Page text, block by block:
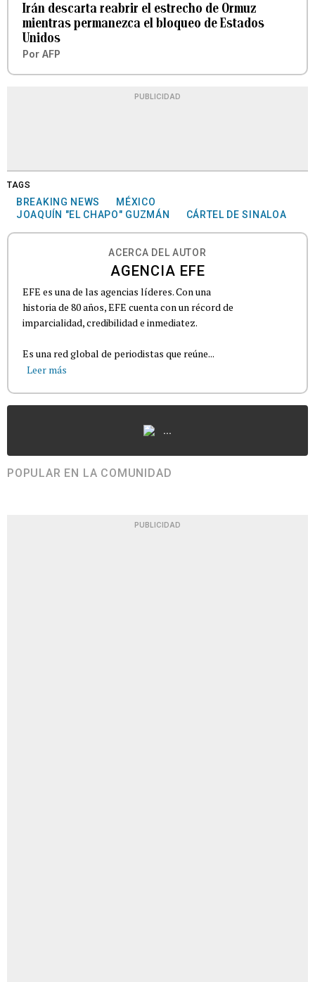
Irán descarta reabrir el estrecho de Ormuz
mientras permanezca el bloqueo de Estados
Unidos
Por AFP
PUBLICIDAD
TAGS
BREAKING NEWS
MÉXICO
JOAQUÍN "EL CHAPO" GUZMÁN
CÁRTEL DE SINALOA
ACERCA DEL AUTOR
AGENCIA EFE
EFE es una de las agencias líderes. Con una
historia de 80 años, EFE cuenta con un récord de
imparcialidad, credibilidad e inmediatez.
Es una red global de periodistas que reúne...
Leer más
...
POPULAR EN LA COMUNIDAD
PUBLICIDAD